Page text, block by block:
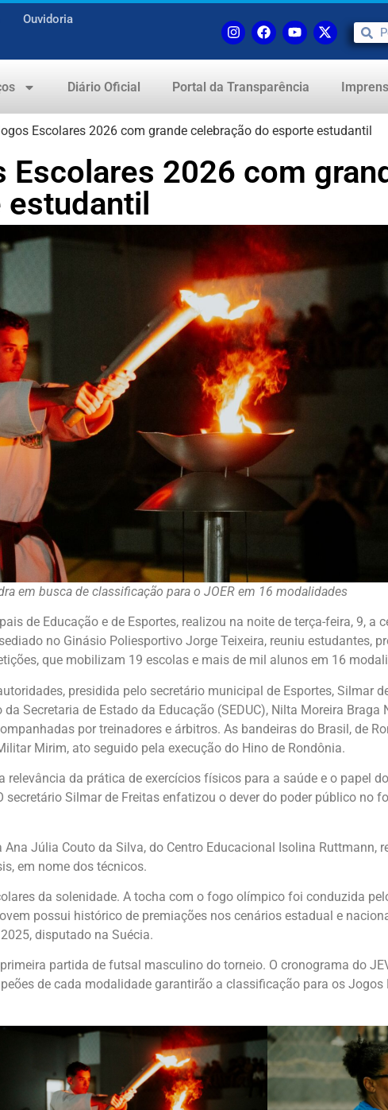
Ouvidoria
Diário Oficial Portal da Transparência
Escolares 2026 com grande celebração do esporte estudantil
2026 com
em busca de classificação para o JOER em 16 modalidades
de Educação e de Esportes, realizou na noite de terça-feira, 9, a
no Ginásio Poliesportivo Jorge Teixeira, reuniu estudantes,
que mobilizam 19 escolas e mais de mil alunos em 16
presidida pelo secretário municipal de Esportes, Silmar
Secretaria de Estado da Educação (SEDUC), Nilta Moreira Braga
por treinadores e árbitros. As bandeiras do Brasil, de
Mirim, ato seguido pela execução do Hino de Rondônia.
relevância da prática de exercícios físicos para a saúde e o papel
Silmar de Freitas enfatizou o dever do poder público no
Júlia Couto da Silva, do Centro Educacional Isolina Ruttmann,
em nome dos técnicos.
da solenidade. A tocha com o fogo olímpico foi conduzida
possui histórico de premiações nos cenários estadual e
disputado na Suécia.
partida de futsal masculino do torneio. O cronograma do
de cada modalidade garantirão a classificação para os Jogos